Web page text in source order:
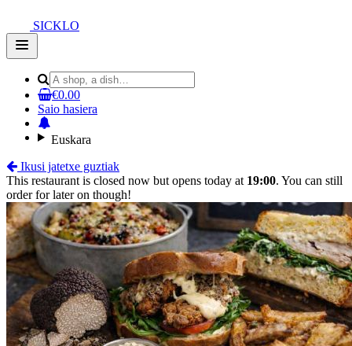
SICKLO
Open
main
€0.00
Saio hasiera
Euskara
Ikusi jatetxe guztiak
This restaurant is closed now but opens today at 19:00. You can still
order for later on though!